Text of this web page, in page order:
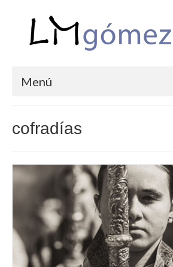
Menú
COMUNIONES
CORPORATIVAS
SEMANA SANTA
BLOG
SOBRE LM
cofradías